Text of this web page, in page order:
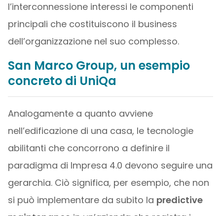
l’interconnessione interessi le componenti
principali che costituiscono il business
dell’organizzazione nel suo complesso.
San Marco Group, un esempio
concreto di UniQa
Analogamente a quanto avviene
nell’edificazione di una casa, le tecnologie
abilitanti che concorrono a definire il
paradigma di Impresa 4.0 devono seguire una
gerarchia. Ciò significa, per esempio, che non
si può implementare da subito la predictive